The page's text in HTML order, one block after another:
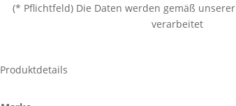
(* Pflichtfeld) Die Daten werden gemäß unserer
verarbeitet
Produktdetails